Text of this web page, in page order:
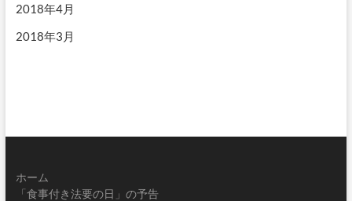
2018年4月
2018年3月
ホーム
「食事付き法要の日」の予告